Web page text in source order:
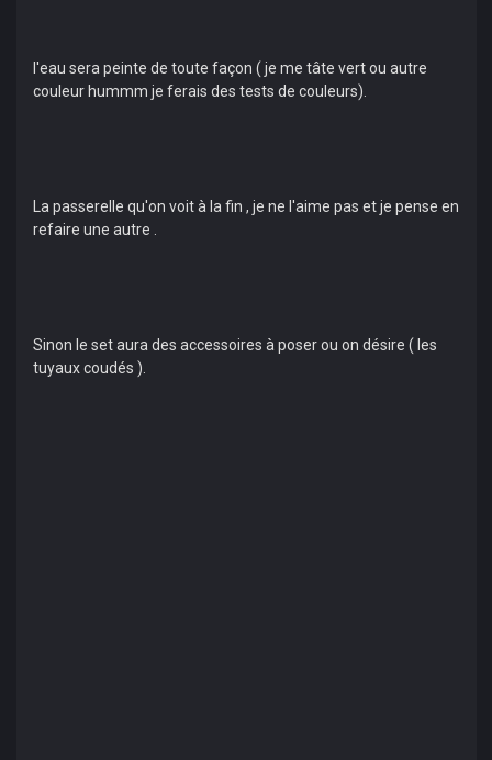
l'eau sera peinte de toute façon ( je me tâte vert ou autre
couleur hummm je ferais des tests de couleurs).
La passerelle qu'on voit à la fin , je ne l'aime pas et je pense en
refaire une autre .
Sinon le set aura des accessoires à poser ou on désire ( les
tuyaux coudés ).